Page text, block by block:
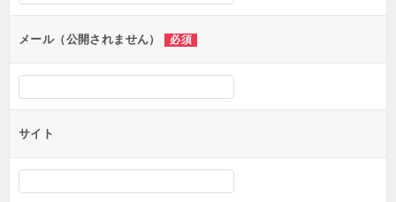
ョ
ンメール（公開されません） 必須
サイト